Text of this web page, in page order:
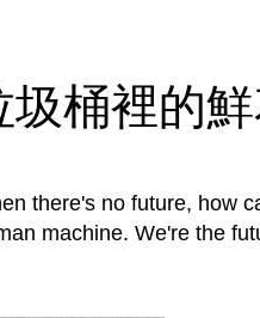
圾桶裡的
there's no future, how
machine. We're the